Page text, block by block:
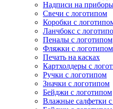
Надписи на
Свечи с логотипом
Коробки с
Ланчбокс с
Пеналы с логотипом
Фляжки с логотипом
Печать на касках
Картхолдеры с
Ручки с логотипом
Значки с логотипом
Бейджи с логотипом
Влажные салфетки